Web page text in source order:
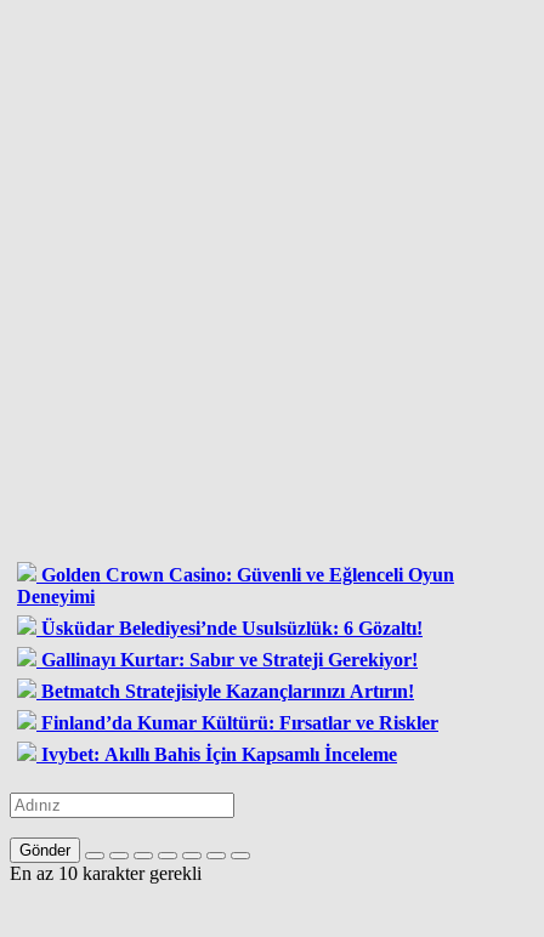
Golden Crown Casino: Güvenli ve Eğlenceli Oyun
Deneyimi
Üsküdar Belediyesi’nde Usulsüzlük: 6 Gözaltı!
Gallinayı Kurtar: Sabır ve Strateji Gerekiyor!
Betmatch Stratejisiyle Kazançlarınızı Artırın!
Finland’da Kumar Kültürü: Fırsatlar ve Riskler
Ivybet: Akıllı Bahis İçin Kapsamlı İnceleme
Gönder
En az 10 karakter gerekli